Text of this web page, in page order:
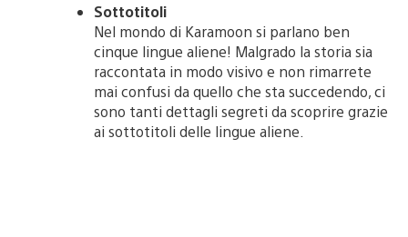
Sottotitoli
Nel mondo di Karamoon si parlano ben
cinque lingue aliene! Malgrado la storia sia
raccontata in modo visivo e non rimarrete
mai confusi da quello che sta succedendo, ci
sono tanti dettagli segreti da scoprire grazie
ai sottotitoli delle lingue aliene.